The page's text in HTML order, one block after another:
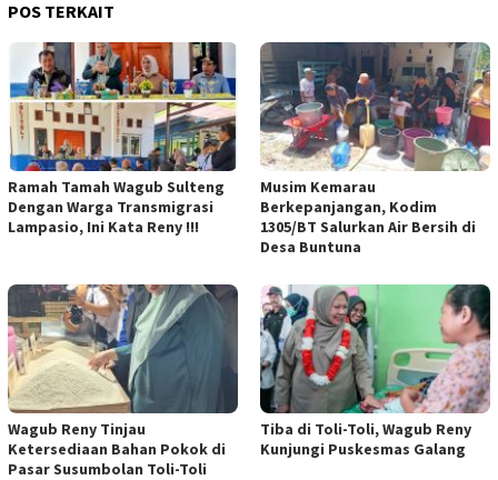
POS TERKAIT
Ramah Tamah Wagub Sulteng
Dengan Warga Transmigrasi
Lampasio, Ini Kata Reny !!!
Musim Kemarau
Berkepanjangan, Kodim
1305/BT Salurkan Air Bersih di
Desa Buntuna
Wagub Reny Tinjau
Ketersediaan Bahan Pokok di
Pasar Susumbolan Toli-Toli
Tiba di Toli-Toli, Wagub Reny
Kunjungi Puskesmas Galang